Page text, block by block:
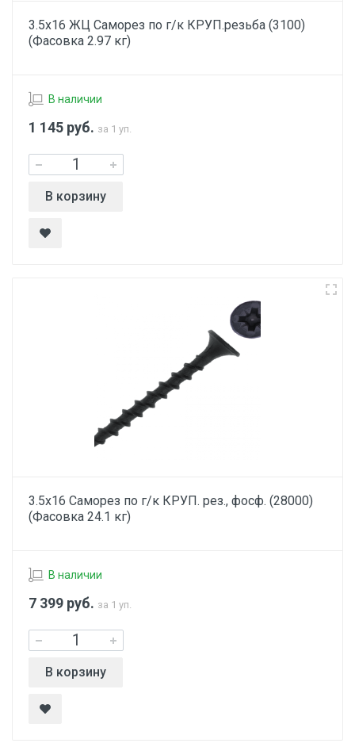
3.5х16 ЖЦ Саморез по г/к КРУП.резьба (3100)
(Фасовка 2.97 кг)
В наличии
1 145 руб. за 1 уп.
В корзину
3.5х16 Саморез по г/к КРУП. рез., фосф. (28000)
(Фасовка 24.1 кг)
В наличии
7 399 руб. за 1 уп.
В корзину